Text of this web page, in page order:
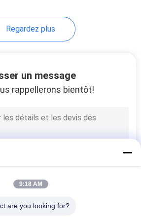
de machine
de tissu
par fonte
Regardez plus
un message
rappellerons bientôt!
9:18 AM
are you looking for?